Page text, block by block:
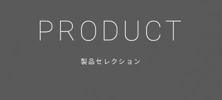
PRODUCT
製品セレクション